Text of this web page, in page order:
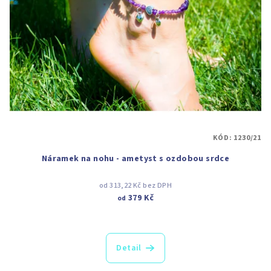
Náramek na nohu - ametyst s ozdobou srdce
od 313,22 Kč bez DPH
od 379 Kč
Detail
KÓD: 1230/21